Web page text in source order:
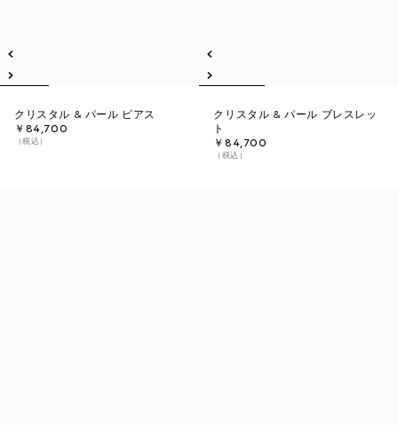
クリスタル & パール ピアス
￥84,700
（税込）
クリスタル & パール ブレスレッ
ト
￥84,700
（税込）